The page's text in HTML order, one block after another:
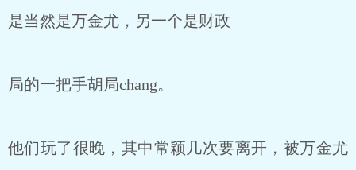
是当然是万金尤，另一个是财政
局的一把手胡局chang。
他们玩了很晚，其中常颖几次要离开，被万金尤